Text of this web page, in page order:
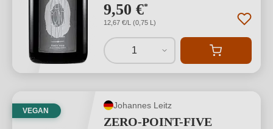
9,50 €*
12,67 €/L (0,75 L)
1
VEGAN
Johannes Leitz
ZERO-POINT-FIVE